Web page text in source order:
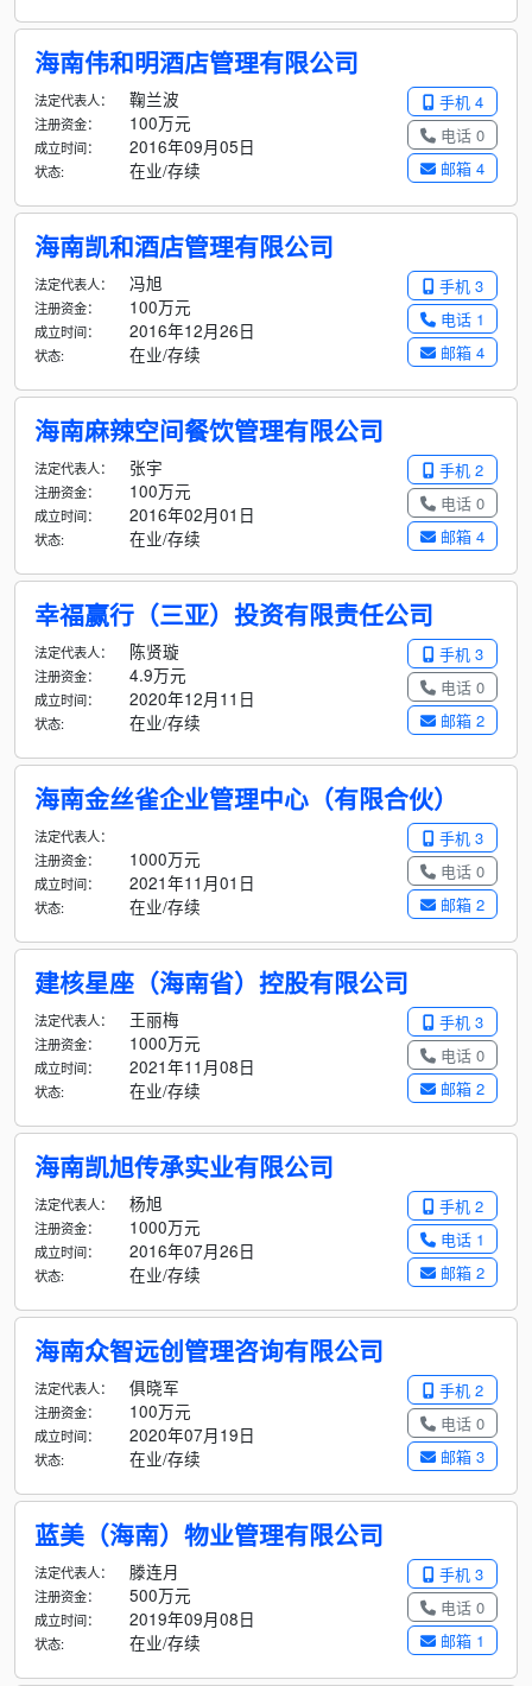
海南伟和明酒店管理有限公司
手机 4
电话 0
邮箱 4
法定代表人： 鞠兰波
注册资金： 100万元
成立时间： 2016年09月05日
状态: 在业/存续
海南凯和酒店管理有限公司
手机 3
电话 1
邮箱 4
法定代表人： 冯旭
注册资金： 100万元
成立时间： 2016年12月26日
状态: 在业/存续
海南麻辣空间餐饮管理有限公司
手机 2
电话 0
邮箱 4
法定代表人： 张宇
注册资金： 100万元
成立时间： 2016年02月01日
状态: 在业/存续
幸福赢行（三亚）投资有限责任公司
手机 3
电话 0
邮箱 2
法定代表人： 陈贤璇
注册资金： 4.9万元
成立时间： 2020年12月11日
状态: 在业/存续
海南金丝雀企业管理中心（有限合伙）
手机 3
电话 0
邮箱 2
法定代表人：
注册资金：
1000万元
成立时间： 2021年11月01日
状态: 在业/存续
建核星座（海南省）控股有限公司
手机 3
电话 0
邮箱 2
法定代表人： 王丽梅
注册资金： 1000万元
成立时间： 2021年11月08日
状态: 在业/存续
海南凯旭传承实业有限公司
手机 2
电话 1
邮箱 2
法定代表人： 杨旭
注册资金： 1000万元
成立时间： 2016年07月26日
状态: 在业/存续
海南众智远创管理咨询有限公司
手机 2
电话 0
邮箱 3
法定代表人： 俱晓军
注册资金： 100万元
成立时间： 2020年07月19日
状态: 在业/存续
蓝美（海南）物业管理有限公司
手机 3
电话 0
邮箱 1
法定代表人： 滕连月
注册资金： 500万元
成立时间： 2019年09月08日
状态: 在业/存续